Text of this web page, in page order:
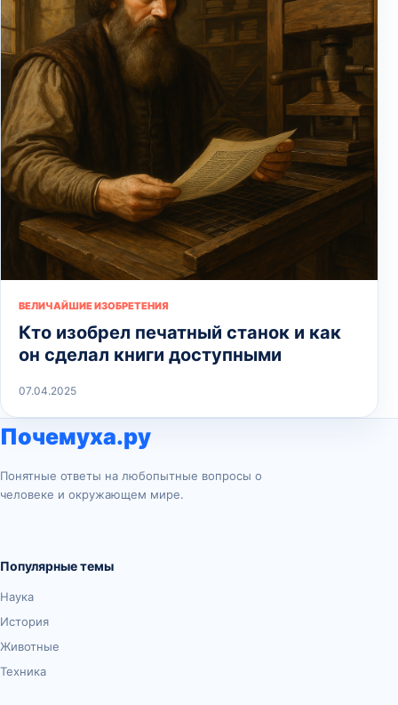
ВЕЛИЧАЙШИЕ ИЗОБРЕТЕНИЯ
Кто изобрел печатный станок и как
он сделал книги доступными
07.04.2025
Почемуха.ру
Понятные ответы на любопытные вопросы о
человеке и окружающем мире.
Популярные темы
Наука
История
Животные
Техника